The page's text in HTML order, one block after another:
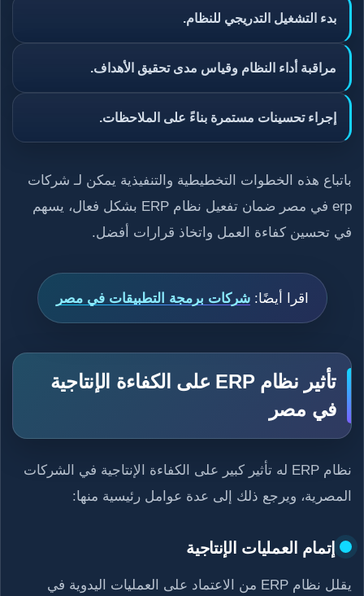
بدء التشغيل التدريجي للنظام.
مراقبة أداء النظام وقياس مدى تحقيق الأهداف.
إجراء تحسينات مستمرة بناءً على الملاحظات.
باتباع هذه الخطوات التخطيطية والتنفيذية يمكن لـ شركات
erp في مصر ضمان تفعيل نظام ERP بشكل فعال، يسهم
في تحسين كفاءة العمل واتخاذ قرارات أفضل.
اقرا أيضًا:شركات برمجة التطبيقات في مصر
تأثير نظام ERP على الكفاءة الإنتاجية
في مصر
نظام ERP له تأثير كبير على الكفاءة الإنتاجية في الشركات
المصرية، ويرجع ذلك إلى عدة عوامل رئيسية منها:
إتمام العمليات الإنتاجية
يقلل نظام ERP من الاعتماد على العمليات اليدوية في